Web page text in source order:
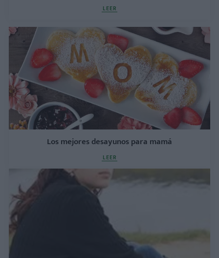
LEER
Los mejores desayunos para mamá
LEER